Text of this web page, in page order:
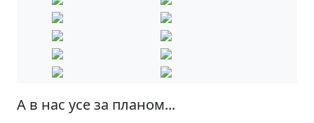
А в нас усе за планом...